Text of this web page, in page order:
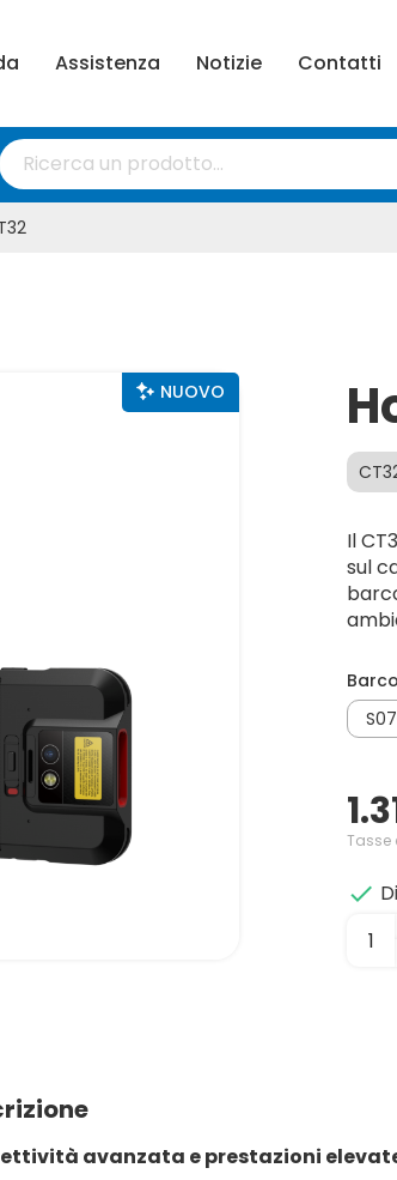
Assistenza Notizie Contatti
NUOVO
Il
sul
Tasse

avanzata e prestazioni